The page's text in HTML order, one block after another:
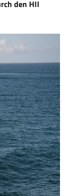
den HII